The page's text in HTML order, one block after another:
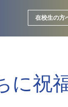
在校生の方
に祝